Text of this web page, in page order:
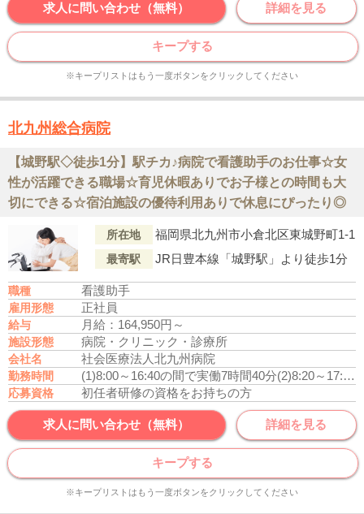
求人に問い合わせ（無料） 詳細を見る
キープする
※キープリストはもう一度ボタンをクリックしてください
北九州総合病院
【城野駅◇徒歩1分】駅チカ♪病院で看護助手のお仕事☆女
性が活躍できる職場☆育児休暇ありでお子様との時間も大
切にできる☆宿泊施設の優待利用ありで休息にぴったり◎
所在地 福岡県北九州市小倉北区東城野町1-1
最寄駅 JR日豊本線「城野駅」より徒歩1分
職種 看護助手
雇用形態 正社員
給与 月給：164,950円～
施設形態 病院・クリニック・診療所
会社名 社会医療法人北九州病院
勤務時間 (1)8:00～16:40の間で実働7時間40分(2)8:20～17:00の間で実働7時間40分
応募資格 初任者研修の資格をお持ちの方
求人に問い合わせ（無料） 詳細を見る
キープする
※キープリストはもう一度ボタンをクリックしてください